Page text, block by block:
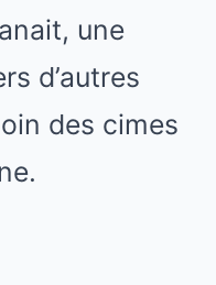
une
d’autres
des cimes